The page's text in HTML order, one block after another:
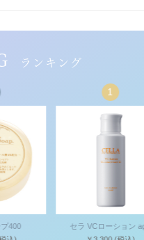
ランキング
セラ VCローション agn